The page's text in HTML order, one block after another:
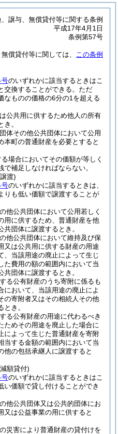
譲与、無償貸付等に関する条例
平成17年4月1日
条例第57号
償貸付等に関しては、
この条例
号のいずれかに該当するときはこ
換することができる。 ただ
なものの価格の6分の1を超える
公共用に供するため他人の所有
。
体その他公共団体において公用
本町の普通財産を必要とすると
場合においてその価額が等しく
補足しなければならない。
渡)
号のいずれかに該当するときは、
りも低い価額で譲渡することが
他公共団体において公用若しく
用に供するため、普通財産を他
団体に譲渡するとき。
他公共団体において維持及び保
又は公共用に供する財産の用途
、当該用途の廃止によって生じ
た費用の額の範囲内において当
団体に譲渡するとき。
る公有財産のうち寄附に係るも
において、当該用途の廃止によ
の寄附者又はその相続人その他
き。
る公有財産の用途に代わるべき
ためその用途を廃止した場合に
によって生じた普通財産を寄附
当する金額の範囲内において当
他の包括承継人に譲渡すると
額貸付)
号のいずれかに該当するときはこ
い価額で貸し付けることができ
他公共団体又は公共的団体にお
又は公益事業の用に供すると
災害により普通財産の貸付けを